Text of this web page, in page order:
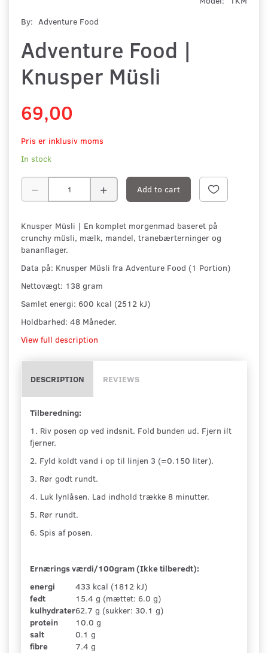
By: Adventure Food
Adventure Food |
Knusper Müsli
69,00
Pris er inklusiv moms
In stock
Add to cart
Knusper Müsli | En komplet morgenmad baseret på
crunchy müsli, mælk, mandel, tranebærterninger og
bananflager.
Data på: Knusper Müsli fra Adventure Food (1 Portion)
Nettovægt: 138 gram
Samlet energi: 600 kcal (2512 kJ)
Holdbarhed: 48 Måneder.
View full description
DESCRIPTION REVIEWS
Tilberedning:
1. Riv posen op ved indsnit. Fold bunden ud. Fjern ilt
fjerner.
2. Fyld koldt vand i op til linjen 3 (=0.150 liter).
3. Rør godt rundt.
4. Luk lynlåsen. Lad indhold trække 8 minutter.
5. Rør rundt.
6. Spis af posen.
Ernærings værdi/100gram (Ikke tilberedt):
energi
433 kcal (1812 kJ)
fedt
15.4 g (mættet: 6.0 g)
kulhydrater62.7 g (sukker: 30.1 g)
protein
10.0 g
salt
0.1 g
fibre
7.4 g